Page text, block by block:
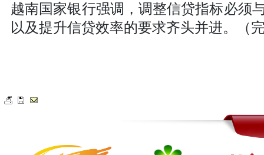
越南国家银行强调，调整信贷指标必须
以及提升信贷效率的要求齐头并进。（